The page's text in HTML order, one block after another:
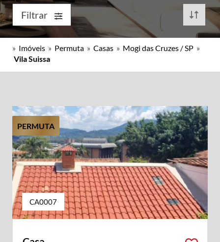
Filtrar
» Imóveis » Permuta » Casas » Mogi das Cruzes / SP »
Vila Suissa
PERMUTA
CA0007